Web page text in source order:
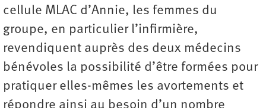
cellule MLAC d’Annie, les femmes du
groupe, en particulier l’infirmière,
revendiquent auprès des deux médecins
bénévoles la possibilité d’être formées pour
pratiquer elles-mêmes les avortements et